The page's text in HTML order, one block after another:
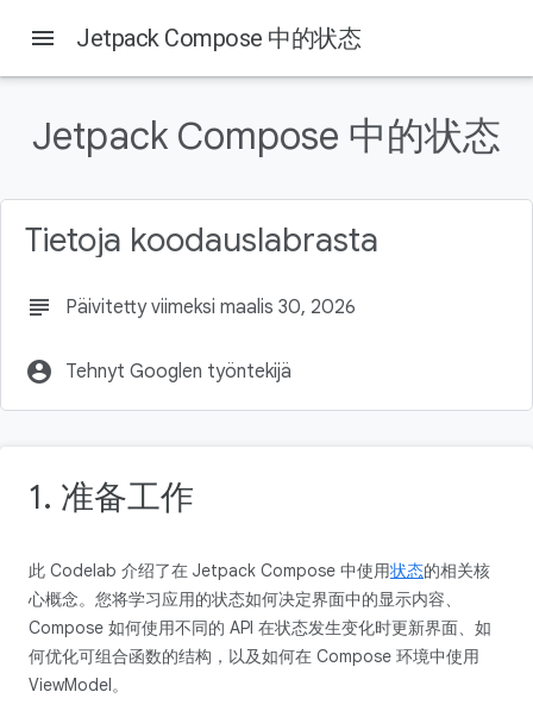
On this page
前提条件
学习内容
所需条件
menu Jetpack Compose 中的状态
Jetpack Compose 中的状态
Tietoja koodauslabrasta
subject Päivitetty viimeksi maalis 30, 2026
account_circle Tehnyt Googlen työntekijä
1. 准备工作
此 Codelab 介绍了在 Jetpack Compose 中使用状态的相关核
心概念。您将学习应用的状态如何决定界面中的显示内容、
Compose 如何使用不同的 API 在状态发生变化时更新界面、如
何优化可组合函数的结构，以及如何在 Compose 环境中使用
ViewModel。